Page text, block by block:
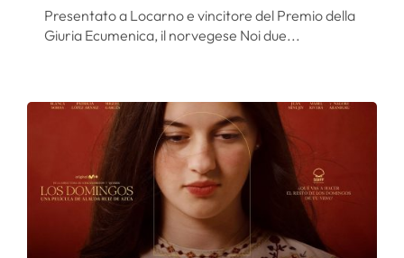
Presentato a Locarno e vincitore del Premio della
Giuria Ecumenica, il norvegese Noi due...